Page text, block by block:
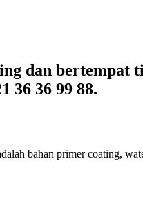
dan bertempat
36 36 99 88.
bahan primer coating,